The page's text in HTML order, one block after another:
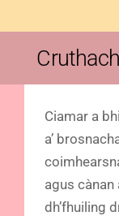
Ciamar a
a’
agus cànan
dh’fhuiling